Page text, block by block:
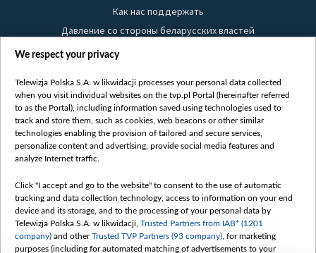
Как нас поддержать
Давление со стороны беларусских властей
Правила использования материалов
Безопасность
Youtube
Белсат news
Белсат Life
Belsat English
Biełsat PL
Белсат Now
Белсат Shorts
We respect your privacy
Telewizja Polska S.A. w likwidacji processes your personal data collected
when you visit individual websites on the tvp.pl Portal (hereinafter referred
to as the Portal), including information saved using technologies used to
track and store them, such as cookies, web beacons or other similar
technologies enabling the provision of tailored and secure services,
personalize content and advertising, provide social media features and
analyze Internet traffic.
Click "I accept and go to the website" to consent to the use of automatic
tracking and data collection technology, access to information on your end
device and its storage, and to the processing of your personal data by
Telewizja Polska S.A. w likwidacji, Trusted Partners from IAB* (1201
company) and otherTrusted TVP Partners (93 company) , for marketing
purposes (including for automated matching of advertisements to your